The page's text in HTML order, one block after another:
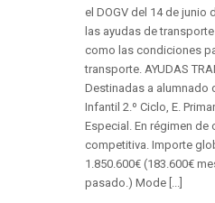
el DOGV del 14 de junio
las ayudas de
como las condiciones
transporte. AYUDAS
Destinadas a alumnado
Infantil 2.º Ciclo, E.
Especial. En régimen de
competitiva. Importe
1.850.600€ (183.600€
pasado.) Mode [...]